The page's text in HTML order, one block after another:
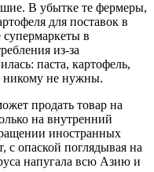
В убытке те фермеры,
для поставок в
в
из-за
паста, картофель,
никому не нужны.
продать товар на
на внутренний
иностранных
с опаской поглядывая на
напугала всю Азию и